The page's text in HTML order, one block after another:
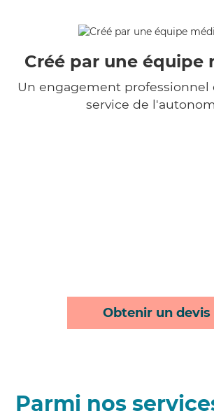
Créé par une équipe
Un engagement professionnel
service de
Obtenir un devis
Parmi nos